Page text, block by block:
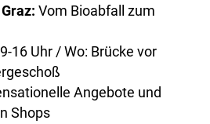
Vom Bioabfall zum
16 Uhr / Wo: Brücke vor
Angebote und
Shops